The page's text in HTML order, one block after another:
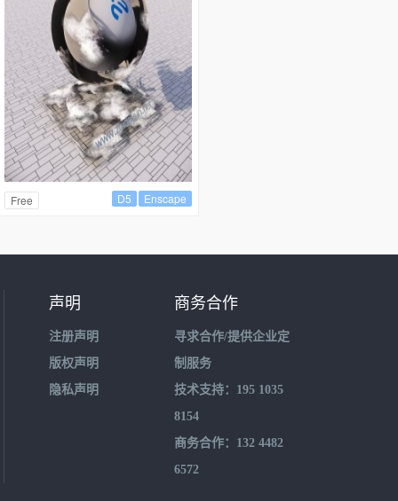
Free Enscape
D5
声明
注册声明
版权声明
隐私声明
商务合作
寻求合作/提供企业定
制服务
技术支持：195 1035
8154
商务合作：132 4482
6572